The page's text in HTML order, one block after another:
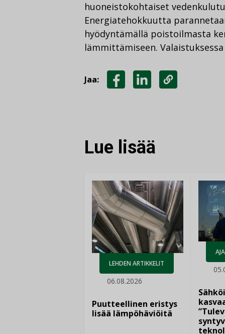
huoneistokohtaiset
Energiatehokkuutta
hyödyntämällä poistoilmasta
lämmittämiseen.
Jaa:
Lue lisää
LEHDEN ARTIKKELIT
06.08.2026
Puutteellinen eristys
lisää lämpöhäviöitä